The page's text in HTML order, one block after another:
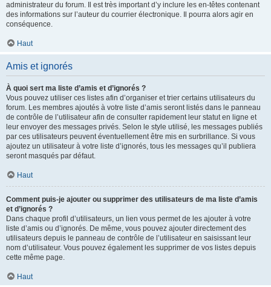
administrateur du forum. Il est très important d’y inclure les en-têtes contenant
des informations sur l’auteur du courrier électronique. Il pourra alors agir en
conséquence.
Haut
Amis et ignorés
À quoi sert ma liste d’amis et d’ignorés ?
Vous pouvez utiliser ces listes afin d’organiser et trier certains utilisateurs du
forum. Les membres ajoutés à votre liste d’amis seront listés dans le panneau
de contrôle de l’utilisateur afin de consulter rapidement leur statut en ligne et
leur envoyer des messages privés. Selon le style utilisé, les messages publiés
par ces utilisateurs peuvent éventuellement être mis en surbrillance. Si vous
ajoutez un utilisateur à votre liste d’ignorés, tous les messages qu’il publiera
seront masqués par défaut.
Haut
Comment puis-je ajouter ou supprimer des utilisateurs de ma liste d’amis
et d’ignorés ?
Dans chaque profil d’utilisateurs, un lien vous permet de les ajouter à votre
liste d’amis ou d’ignorés. De même, vous pouvez ajouter directement des
utilisateurs depuis le panneau de contrôle de l’utilisateur en saisissant leur
nom d’utilisateur. Vous pouvez également les supprimer de vos listes depuis
cette même page.
Haut